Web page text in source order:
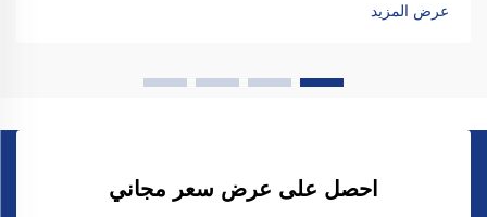
عرض المزيد
احصل على عرض سعر مجاني